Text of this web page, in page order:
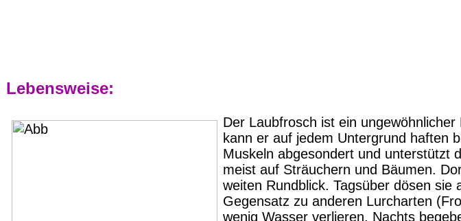
Lebensweise:
Der Laubfrosch ist ein
kann er auf jedem Untergrund haften
Muskeln abgesondert und unterstützt
meist auf Sträuchern und Bäumen.
weiten Rundblick. Tagsüber dösen
Gegensatz zu anderen Lurcharten
wenig Wasser verlieren. Nachts